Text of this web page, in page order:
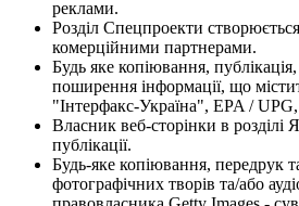
реклами.
Розділ Спецпроекти
комерційними партнерами.
Будь яке копіювання,
поширення інформації, що
"Інтерфакс-Україна", EPA /
Власник веб-сторінки в розділі
публікації.
Будь-яке копіювання, передрук
фотографічних творів та/або